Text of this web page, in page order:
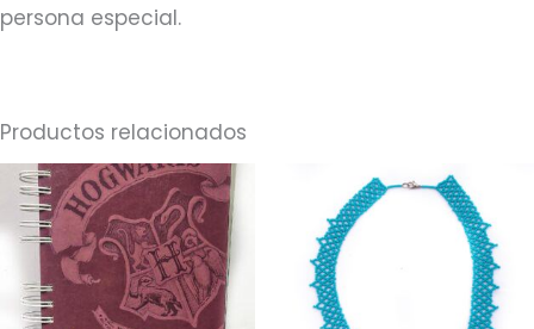
persona especial.
Productos relacionados
Rango
precios:
desde
$10,00
hasta
$15,00
Este
producto
tiene
múltiples
variantes.